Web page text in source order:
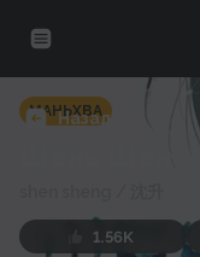
Назад
МАНЬХВА
1.56K